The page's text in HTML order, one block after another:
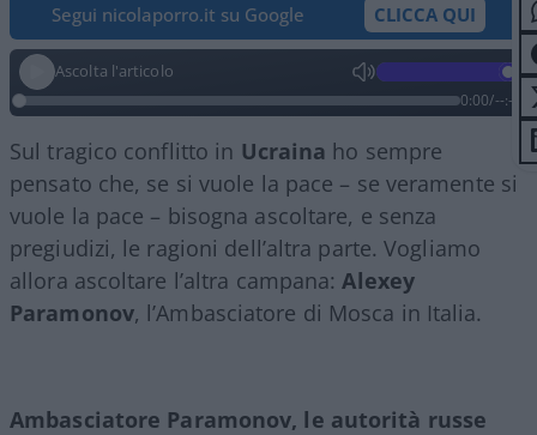
Segui nicolaporro.it su Google CLICCA QUI
Ascolta l'articolo
0:00/--:--
Sul tragico conflitto in Ucraina ho sempre
pensato che, se si vuole la pace – se veramente si
vuole la pace – bisogna ascoltare, e senza
pregiudizi, le ragioni dell’altra parte. Vogliamo
allora ascoltare l’altra campana:Alexey
Paramonov, l’Ambasciatore di Mosca in Italia.
Ambasciatore Paramonov, le autorità russe